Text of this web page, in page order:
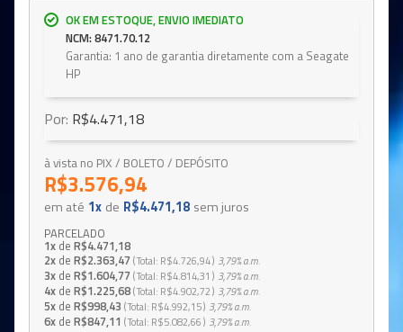
OK EM ESTOQUE, ENVIO IMEDIATO
NCM: 8471.70.12
Garantia: 1 ano de garantia diretamente com a Seagate
HP
Por: R$4.471,18
à vista no PIX / BOLETO / DEPÓSITO
R$3.576,94
em até 1x de R$4.471,18 sem juros
PARCELADO
1x de R$4.471,18
2x de R$2.363,47 Total R$4.726,94 3,79%a.m.
3x de R$1.604,77 Total R$4.814,31 3,79%a.m.
4x de R$1.225,68 Total R$4.902,72 3,79%a.m.
5x de R$998,43 Total R$4.992,15 3,79%a.m.
6x de R$847,11 Total R$5.082,66 3,79%a.m.